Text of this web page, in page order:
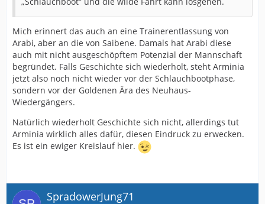
Mich erinnert das auch an eine Trainerentlassung von
Arabi, aber an die von Saibene. Damals hat Arabi diese
auch mit nicht ausgeschöpftem Potenzial der Mannschaft
begründet. Falls Geschichte sich wiederholt, steht Arminia
jetzt also noch nicht wieder vor der Schlauchbootphase,
sondern vor der Goldenen Ära des Neuhaus-
Wiedergängers.
Natürlich wiederholt Geschichte sich nicht, allerdings tut
Arminia wirklich alles dafür, diesen Eindruck zu erwecken.
Es ist ein ewiger Kreislauf hier.
SpradowerJung71